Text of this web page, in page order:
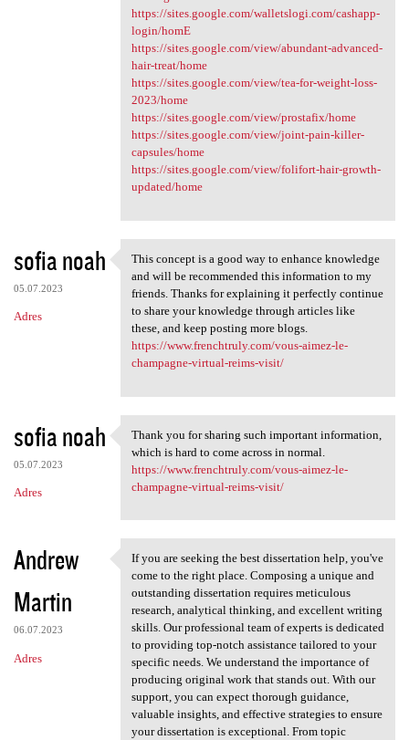
https://sites.google.com/walletslogi.com/cashapp-
login/homE
https://sites.google.com/view/abundant-advanced-
hair-treat/home
https://sites.google.com/view/tea-for-weight-loss-
2023/home
https://sites.google.com/view/prostafix/home
https://sites.google.com/view/joint-pain-killer-
capsules/home
https://sites.google.com/view/folifort-hair-growth-
updated/home
sofia noah
05.07.2023
Adres
This concept is a good way to
This concept is a good way to enhance knowledge
and will be recommended this information to my
friends. Thanks for explaining it perfectly continue
to share your knowledge through articles like
these, and keep posting more blogs.
https://www.frenchtruly.com/vous-aimez-le-
champagne-virtual-reims-visit/
sofia noah
05.07.2023
Adres
Thank you for sharing such
Thank you for sharing such important information,
which is hard to come across in normal.
https://www.frenchtruly.com/vous-aimez-le-
champagne-virtual-reims-visit/
Andrew
Martin
06.07.2023
Adres
If you are seeking the best
If you are seeking the best dissertation help, you've
come to the right place. Composing a unique and
outstanding dissertation requires meticulous
research, analytical thinking, and excellent writing
skills. Our professional team of experts is dedicated
to providing top-notch assistance tailored to your
specific needs. We understand the importance of
producing original work that stands out. With our
support, you can expect thorough guidance,
valuable insights, and effective strategies to ensure
your dissertation is exceptional. From topic